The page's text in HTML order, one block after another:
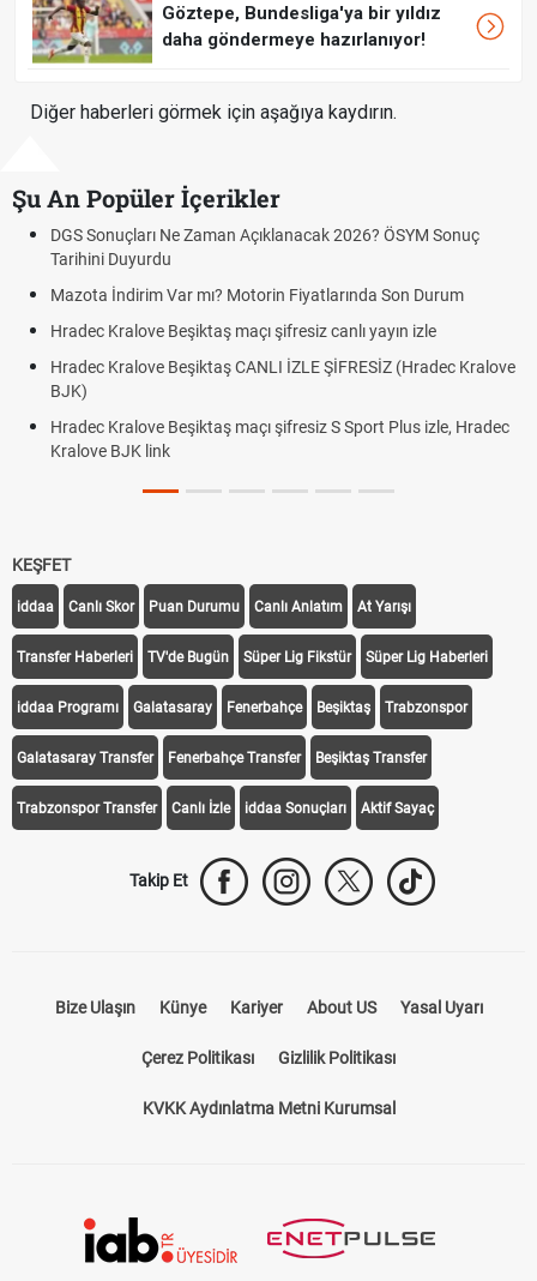
Göztepe, Bundesliga'ya bir yıldız
daha göndermeye hazırlanıyor!
Diğer haberleri görmek için aşağıya kaydırın.
Şu An Popüler İçerikler
Sonuçları Ne Zaman Açıklanacak 2026? ÖSYM Sonuç
Duyurdu
İndirim Var mı? Motorin Fiyatlarında Son Durum
Kralove Beşiktaş maçı şifresiz canlı yayın izle
Kralove Beşiktaş CANLI İZLE ŞİFRESİZ (Hradec Kralove
Kralove Beşiktaş maçı şifresiz S Sport Plus izle, Hradec
BJK link
KEŞFET
iddaa Canlı Skor Puan Durumu Canlı Anlatım At Yarışı
Transfer Haberleri TV'de Bugün Süper Lig Fikstür Süper Lig Haberleri
iddaa Programı Galatasaray Fenerbahçe Beşiktaş Trabzonspor
Galatasaray Transfer Fenerbahçe Transfer Beşiktaş Transfer
Trabzonspor Transfer Canlı İzle iddaa Sonuçları Aktif Sayaç
Takip Et
Bize Ulaşın Künye Kariyer About US Yasal Uyarı
Çerez Politikası Gizlilik Politikası
KVKK Aydınlatma Metni Kurumsal